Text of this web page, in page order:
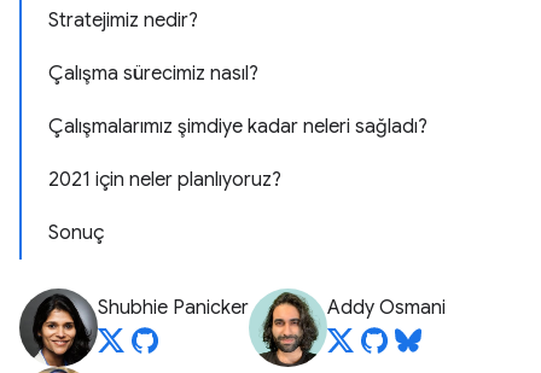
Stratejimiz nedir?
Çalışma sürecimiz nasıl?
Çalışmalarımız şimdiye kadar neleri sağladı?
2021 için neler planlıyoruz?
Sonuç
Shubhie Panicker Addy Osmani